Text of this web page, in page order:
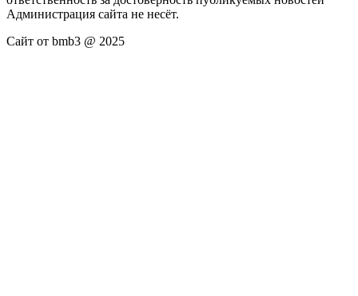
Администрация сайта не несёт.
Сайт от bmb3 @ 2025